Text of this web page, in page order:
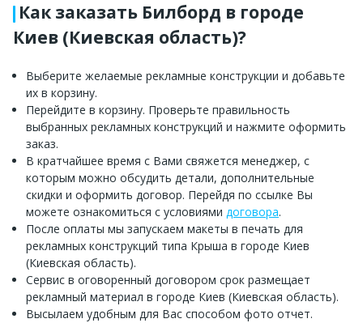
Как заказать Билборд в городе
Киев (Киевская область)?
Выберите желаемые рекламные конструкции и добавьте
их в корзину.
Перейдите в корзину. Проверьте правильность
выбранных рекламных конструкций и нажмите оформить
заказ.
В кратчайшее время с Вами свяжется менеджер, с
которым можно обсудить детали, дополнительные
скидки и оформить договор. Перейдя по ссылке Вы
можете ознакомиться с условиями договора.
После оплаты мы запускаем макеты в печать для
рекламных конструкций типа Крыша в городе Киев
(Киевская область).
Сервис в оговоренный договором срок размещает
рекламный материал в городе Киев (Киевская область).
Высылаем удобным для Вас способом фото отчет.